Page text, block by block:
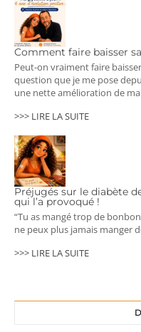
Comment faire baisser
Peut-on vraiment faire
question que je me pose
une nette amélioration de
>>> LIRE LA SUITE
Préjugés sur le diabète
qui l’a provoqué !
“Tu as mangé trop de
ne peux plus jamais manger
>>> LIRE LA SUITE